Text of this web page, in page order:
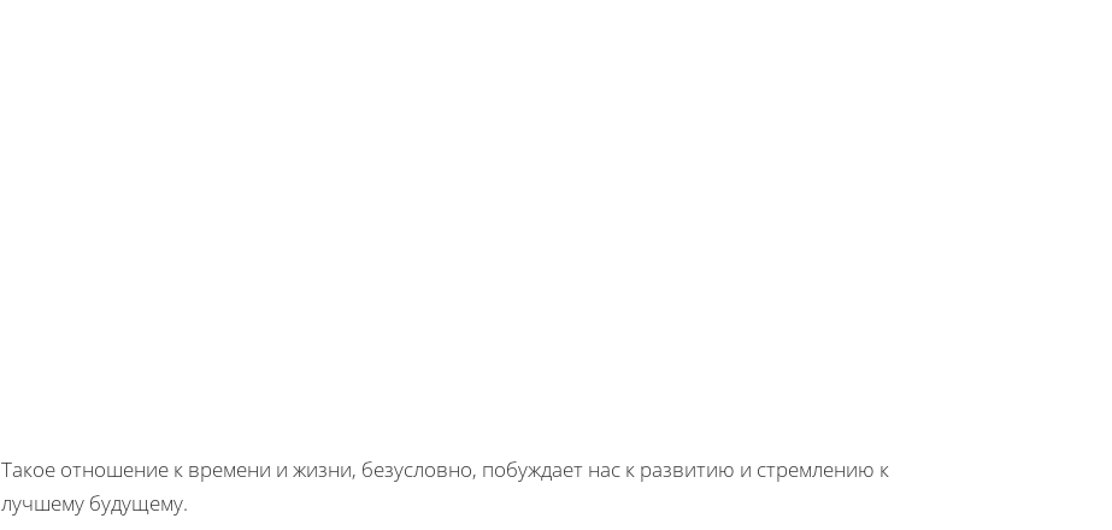
Такое отношение к времени и жизни, безусловно, побуждает нас к развитию и стремлению к
лучшему будущему.